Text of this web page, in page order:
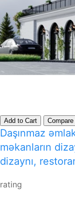
Add to Cart
Daşınmaz
məkanların
dizaynı,
rating